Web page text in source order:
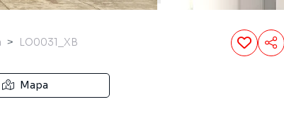
LO0031_XB
Mapa